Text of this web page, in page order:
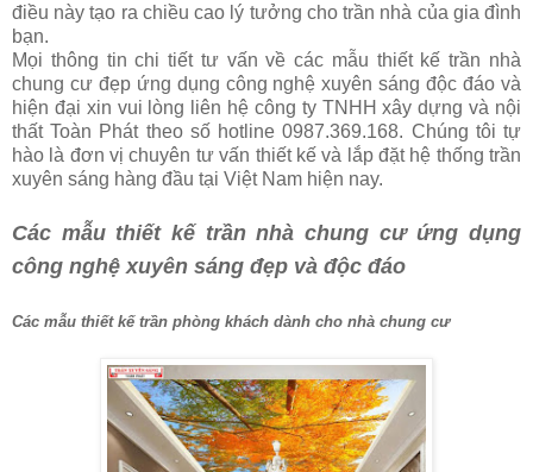
điều này tạo ra chiều cao lý tưởng cho trần nhà của gia đình
bạn.
Mọi thông tin chi tiết tư vấn về các mẫu thiết kế trần nhà
chung cư đẹp ứng dụng công nghệ xuyên sáng độc đáo và
hiện đại xin vui lòng liên hệ công ty TNHH xây dựng và nội
thất Toàn Phát theo số hotline 0987.369.168. Chúng tôi tự
hào là đơn vị chuyên tư vấn thiết kế và lắp đặt hệ thống trần
xuyên sáng hàng đầu tại Việt Nam hiện nay.
Các mẫu thiết kế trần nhà chung cư ứng dụng
công nghệ xuyên sáng đẹp và độc đáo
Các mẫu thiết kế trần phòng khách dành cho nhà chung cư